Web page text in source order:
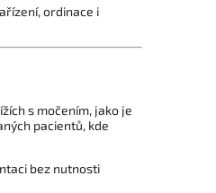
ordinace i
s močením, jako je
pacientů, kde
bez nutnosti